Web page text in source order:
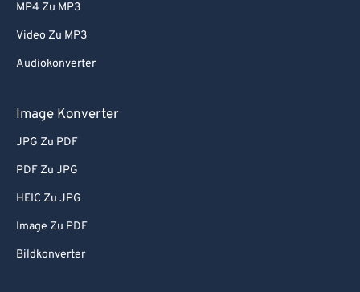
MP4 Zu MP3
Video Zu MP3
Audiokonverter
Image Konverter
JPG Zu PDF
PDF Zu JPG
HEIC Zu JPG
Image Zu PDF
Bildkonverter